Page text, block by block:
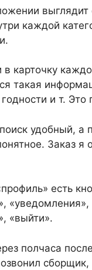
каждой
карточку
такая
и т. Это
удобный, а
Заказ я
есть
«уведомления»,
«выйти».
полчаса
сборщик,